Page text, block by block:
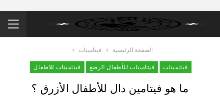
الصفحة الرئيسية فيتامينات
فيتامينات فيتامينات للأطفال الرضع فيتامينات للاطفال
ما هو فيتامين دال للأطفال الأزرق ؟